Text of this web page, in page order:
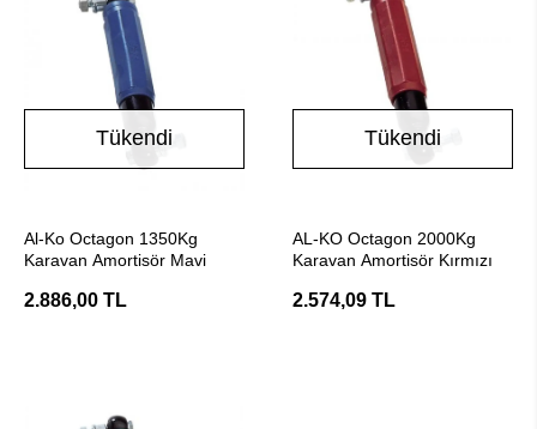
Tükendi
Al-Ko Octagon 1350Kg
Karavan Amortisör Mavi
2.886,00 TL
Tükendi
AL-KO Octagon 2000Kg
Karavan Amortisör Kırmızı
2.574,09 TL